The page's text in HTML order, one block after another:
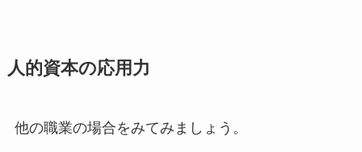
人的資本の応用力
他の職業の場合をみてみましょう。